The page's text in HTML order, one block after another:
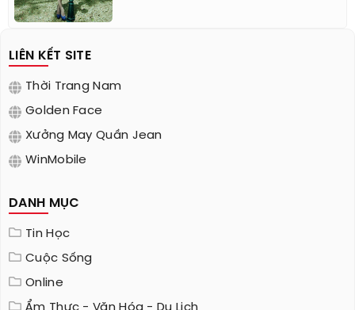
LIÊN KẾT SITE
Thời Trang Nam
Golden Face
Xưởng May Quần Jean
WinMobile
DANH MỤC
Tin Học
Cuộc Sống
Online
Ẩm Thực - Văn Hóa - Du Lịch